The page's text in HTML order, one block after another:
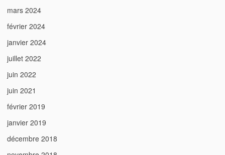
mars 2024
février 2024
janvier 2024
juillet 2022
juin 2022
juin 2021
février 2019
janvier 2019
décembre 2018